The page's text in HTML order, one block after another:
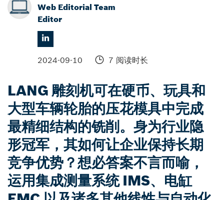
Web Editorial Team
Editor
2024-09-10 7 阅读时长
LANG 雕刻机可在硬币、玩具和
大型车辆轮胎的压花模具中完成
最精细结构的铣削。身为行业隐
形冠军，其如何让企业保持长期
竞争优势？想必答案不言而喻，
运用集成测量系统 IMS、电缸